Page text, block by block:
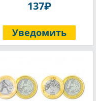
137P
Уведомить